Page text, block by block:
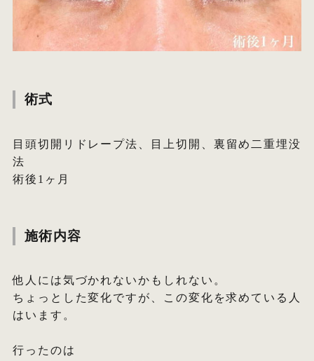
術式
目頭切開リドレープ法、目上切開、裏留め二重埋没
法
術後1ヶ月
施術内容
他人には気づかれないかもしれない。
ちょっとした変化ですが、この変化を求めている人
はいます。
行ったのは